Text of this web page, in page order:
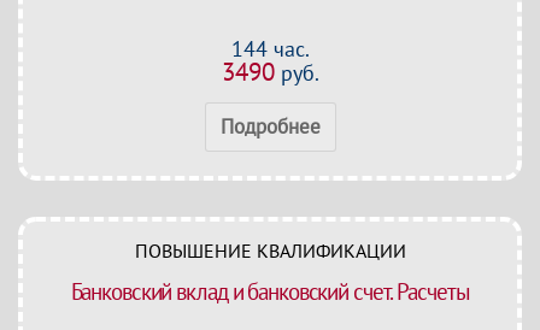
144 час.
3490руб.
Подробнее
ПОВЫШЕНИЕ КВАЛИФИКАЦИИ
Банковский вклад и банковский счет. Расчеты